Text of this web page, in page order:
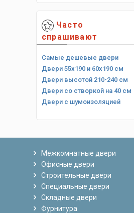
Часто
спрашивают
Самые дешевые двери
Двери 55х190 и 60х190 см
Двери высотой 210-240 см
Двери со створкой на 40 см
Двери с шумоизоляцией
Межкомнатные двери
Офисные двери
Строительные двери
Специальные двери
Складные двери
Фурнитура